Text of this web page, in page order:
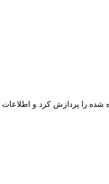
را پردازش کرد و اطلاعات